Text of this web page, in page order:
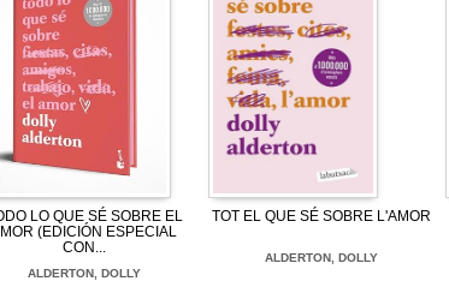
LO QUE SÉ SOBRE EL
(EDICIÓN ESPECIAL
CON...
ALDERTON, DOLLY
TOT EL QUE SÉ SOBRE L'AMOR
ALDERTON, DOLLY